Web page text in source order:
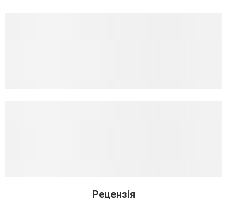
Рецензія